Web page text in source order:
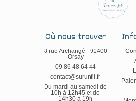
Où nous trouver
8 rue Archangé - 91400
Orsay
09 86 48 64 44
contact@surunfil.fr
Du mardi au samedi de
10h à 12h45 et de
14h30 à 19h